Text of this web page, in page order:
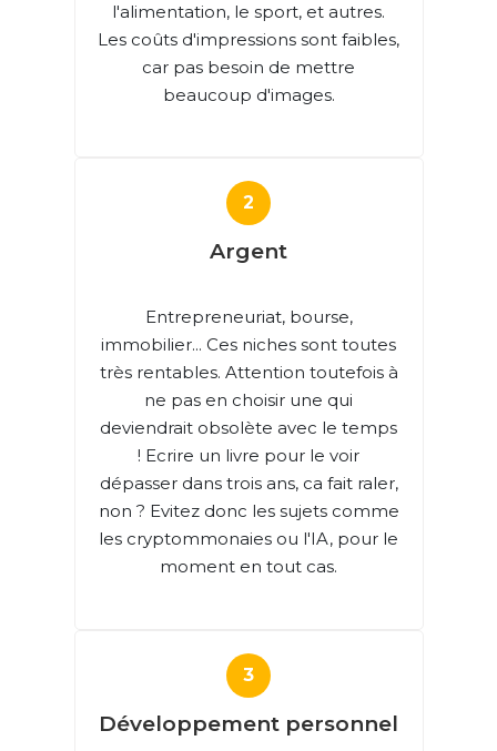
l'alimentation, le sport, et autres.
Les coûts d'impressions sont faibles,
car pas besoin de mettre
beaucoup d'images.
Argent
Entrepreneuriat, bourse,
immobilier... Ces niches sont toutes
très rentables. Attention toutefois à
ne pas en choisir une qui
deviendrait obsolète avec le temps
! Ecrire un livre pour le voir
dépasser dans trois ans, ca fait raler,
non ? Evitez donc les sujets comme
les cryptommonaies ou l'IA, pour le
moment en tout cas.
Développement personnel